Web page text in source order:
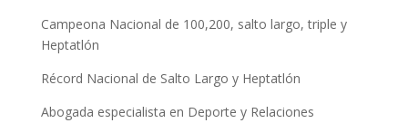
Campeona Nacional de 100,200, salto largo, triple y
Heptatlón
Récord Nacional de Salto Largo y Heptatlón
Abogada especialista en Deporte y Relaciones